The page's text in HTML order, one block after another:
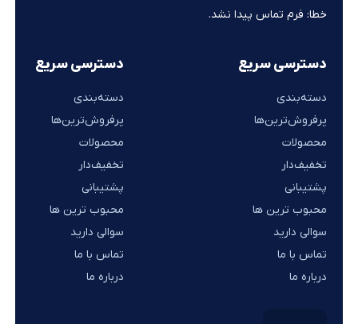
دسترسی سریع
دسته‌بندی
پرفروش‌ترین‌ها
محصولات
تخفیف‌دار
پشتیبانی
محبوب ترین ها
سوالی دارید
تماس با ما
درباره ما
خطا: فرم تماس پیدا نشد.
دسترسی سریع
دسته‌بندی
پرفروش‌ترین‌ها
محصولات
تخفیف‌دار
پشتیبانی
محبوب ترین ها
سوالی دارید
تماس با ما
درباره ما